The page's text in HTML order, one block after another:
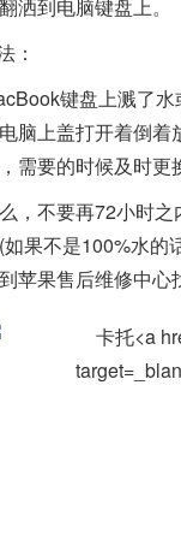
洒到电脑键盘上。
：
键盘上溅了水
脑上盖打开着倒
需要的时候及时更
不要再72小时之
果不是100%水
苹果售后维修中